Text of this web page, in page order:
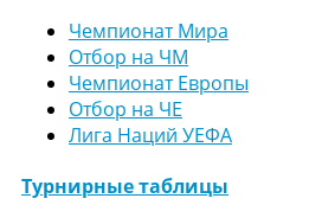
Чемпионат Мира
Отбор на ЧМ
Чемпионат Европы
Отбор на ЧЕ
Лига Наций УЕФА
Турнирные таблицы